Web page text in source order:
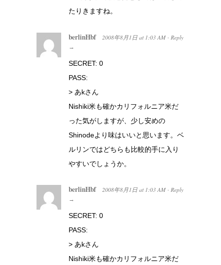
たりきますね。
berlinHbf 2008年8月1日 at 1:03 AM · Reply
→
SECRET: 0
PASS:
> あkさん
Nishiki米も確かカリフォルニア米だ
った気がしますが、少し安めの
Shinodeより味はいいと思います。ベ
ルリンではどちらも比較的手に入り
やすいでしょうか。
berlinHbf 2008年8月1日 at 1:03 AM · Reply
→
SECRET: 0
PASS:
> あkさん
Nishiki米も確かカリフォルニア米だ